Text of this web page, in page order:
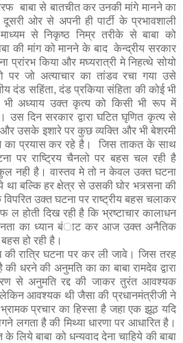
बाबा से बातचीत कर उनकी मांगे मानने का
दूसरी ओर से अपनी ही पार्टी के प्रभावशाली
से निकृष्ठ निम्र तरीके से बाबा को
की मांग को मानने के बाद केन्द्रीय सरकार
किया और मघ्यरात्री मे निहत्थे सोयो
पर जो अत्याचार का तांडव रचा गया उसे
दंड सहिंता, दंड प्रकिया संहिता की कोई भी
भी अध्याय उक्त कृत्य को किसी भी रूप में
उस दिन सरकार द्वारा घटित घृणित कृत्य से
और उसके इशारे पर कुछ व्यक्ति और भी बेशरमी
का प्रयास कर रहे है। जिस ताकत के साथ
पर राष्ट्रिय चैनलो पर बहस चल रही है
नही है। वास्तव मे तो न केवल उक्त घटना
था बल्कि हर क्षेत्र से उसकी घोर भत्र्सना की
उक्त घटना पर राष्ट्रीय बहस चलाकर
होती दिख रही है कि भ्रष्टाचार कालाधन
का ध्यान बंाट कर आज उक्त अनैतिक
हो रही है।
रात्रि घटना पर कर ली जावे। जिस तरह
की धरने की अनुमति का का बाबा रामदेव द्वारा
से अनुमति रद्द की जाकर तुरंत आवश्यक
लेकिन आवश्यक थी जैसा की प्रधानमंत्रीजी ने
प्रचार का हिस्सा है जहा एक झूठ यदि
लगता है की मिथ्या धारणा पर आधारित है।
बाबा को धन्यवाद देना चाहिये की बाबा